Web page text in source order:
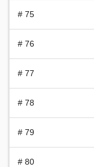
# 75
# 76
# 77
# 78
# 79
# 80